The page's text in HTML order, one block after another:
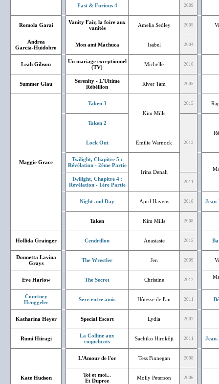
Fast & Furious 4 2009
Romola Garai
Vanity Fair, la foire aux
vanités
Amelia Sedley 2005
Andrea
Garcia-Huidobro
Mon ami Machuca Isabel 2004
Leah Gibson
Un mariage exceptionnel
(TV)
Michelle 2016
Summer Glau
Serenity - L'Ultime
Rébéllion
River Tam 2005
Maggie Grace
Taken 3
Kim Mills
2015
Taken 2
2012
Lock Out
Emilie Warnock
Twilight, Chapitre 5 :
Révélation - 2ème Partie
Irina Denali
Twilight, Chapitre 4 :
Révélation - 1ère Partie
2011
Night and Day April Havens 2010
Taken Kim Mills 2008
Hollida Grainger Cendrillon Anastasie 2015
Donnetta Lavina
Grays
The Wrestler Jen 2009
Eve Harlow The Secret Christine 2012
Courtney
Henggeler
Sexe entre amis Hôtesse de l'air 2011
Katharina Heyer Special Escort Lydia 2007
Rumi Hiiragi
La Colline aux
coquelicots
Sachiko Hirokôji 2011
Kate Hudson
L'Amour de l'or Tess Finnegan 2008
Toi et moi...
Et Dupree
Molly Peterson 2006